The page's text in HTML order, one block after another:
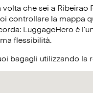
volta che sei a
controllare la mappa
LuggageHero è
flessibilità.
bagagli utilizzando la